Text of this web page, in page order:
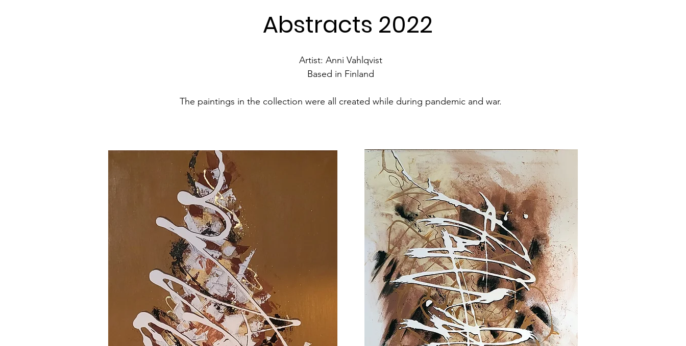
Abstracts 2022
Artist: Anni Vahlqvist
Based in Finland
The paintings in the collection were all created while during pandemic and war.